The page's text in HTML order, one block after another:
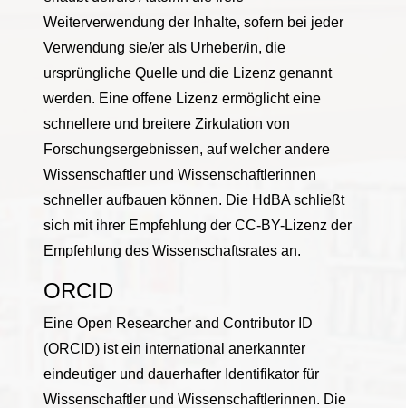
Weiterverwendung der Inhalte, sofern bei jeder
Verwendung sie/er als Urheber/in, die
ursprüngliche Quelle und die Lizenz genannt
werden. Eine offene Lizenz ermöglicht eine
schnellere und breitere Zirkulation von
Forschungsergebnissen, auf welcher andere
Wissenschaftler und Wissenschaftlerinnen
schneller aufbauen können. Die HdBA schließt
sich mit ihrer Empfehlung der CC-BY-Lizenz der
Empfehlung des Wissenschaftsrates an.
ORCID
Eine Open Researcher and Contributor ID
(ORCID) ist ein international anerkannter
eindeutiger und dauerhafter Identifikator für
Wissenschaftler und Wissenschaftlerinnen. Die